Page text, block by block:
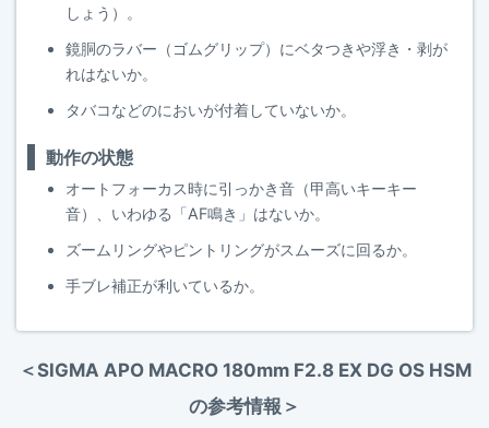
しょう）。
鏡胴のラバー（ゴムグリップ）にベタつきや浮き・剥が
れはないか。
タバコなどのにおいが付着していないか。
動作の状態
オートフォーカス時に引っかき音（甲高いキーキー
音）、いわゆる「AF鳴き」はないか。
ズームリングやピントリングがスムーズに回るか。
手ブレ補正が利いているか。
＜SIGMA APO MACRO 180mm F2.8 EX DG OS HSM
の参考情報＞